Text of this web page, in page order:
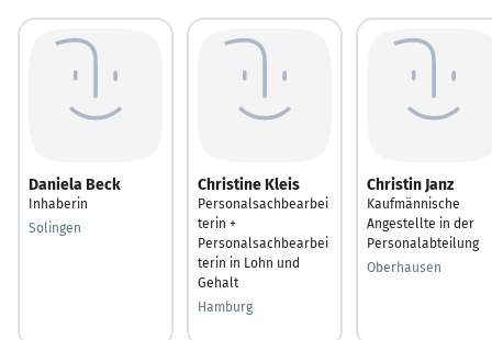
Daniela Beck
Inhaberin
Solingen
Christine Kleis
Personalsachbearbei
terin +
Personalsachbearbei
terin in Lohn und
Gehalt
Hamburg
Christin Janz
Kaufmännische
Angestellte in der
Personalabteilung
Oberhausen